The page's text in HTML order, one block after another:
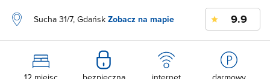
Sucha 31/7, Gdańsk Zobacz na mapie 9.9